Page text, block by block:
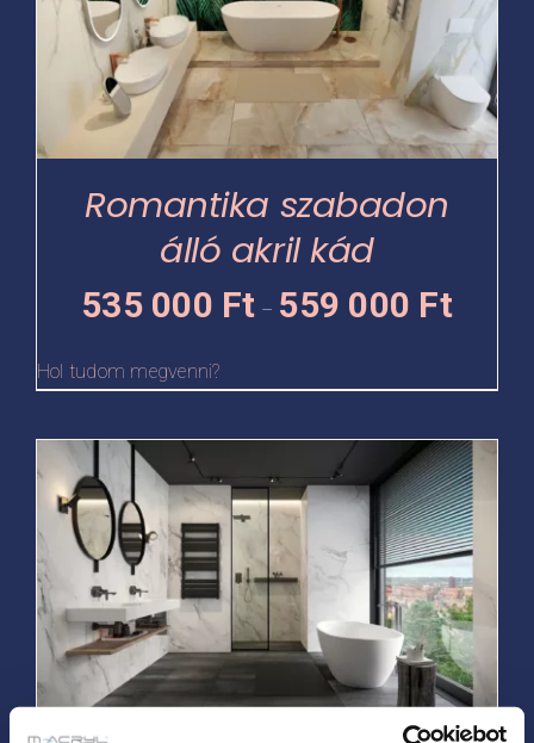
Romantika szabadon
álló akril kád
535 000 Ft – 559 000 Ft535
-
000 Ft
Hol tudom megvenni?
variációja
van.
változatok
a
választhatók
Ennek
terméknek
több
variációja
van.
változatok